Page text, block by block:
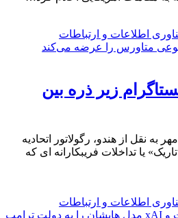
اطلاعات و ارتباطات
زیر ذره بین
به نقل از هندو، رگولاتور اتحادیه
یا تداخلات فریبکارانه ای که
اطلاعات و ارتباطات